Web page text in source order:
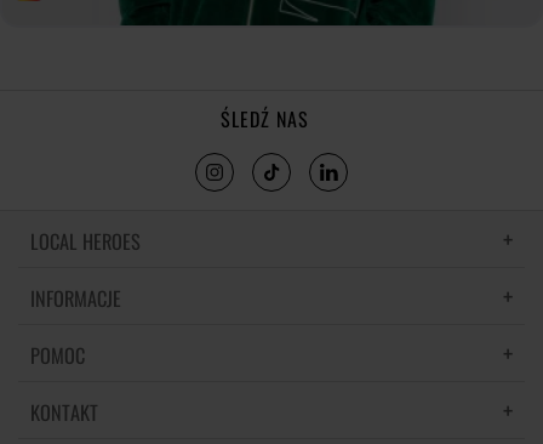
ŚLEDŹ NAS
LOCAL HEROES
LH MEMORIES
INFORMACJE
POLITYKA PRYWATNOŚCI
REGULAMINY PROMOCJI
POMOC
CZĘSTE PYTANIA
KONTAKT